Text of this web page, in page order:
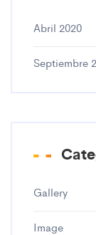
Abril 2020
Septiembre
Gallery
Image